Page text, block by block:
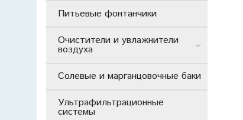
Питьевые фонтанчики
Очистители и увлажнители
воздуха
Солевые и марганцовочные баки
Ультрафильтрационные
системы